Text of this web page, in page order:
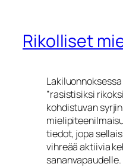
Rikolliset
”rasistisiksi
kohdistuvan
tiedot, jopa
vihreää aktiivia
sananvapaudelle.